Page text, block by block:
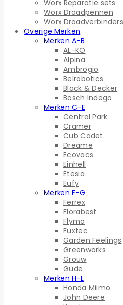
Worx Reparatie sets
Worx Draadpennen
Worx Draadverbinders
Overige Merken
Merken A-B
AL-KO
Alpina
Ambrogio
Belrobotics
Black & Decker
Bosch Indego
Merken C-E
Central Park
Cramer
Cub Cadet
Dreame
Ecovacs
Einhell
Etesia
Eufy
Merken F-G
Ferrex
Florabest
Flymo
Fuxtec
Garden Feelings
Greenworks
Grouw
Güde
Merken H-L
Honda Miimo
John Deere